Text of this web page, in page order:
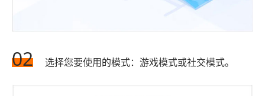
02 选择您要使用的模式：游戏模式或社交模式。